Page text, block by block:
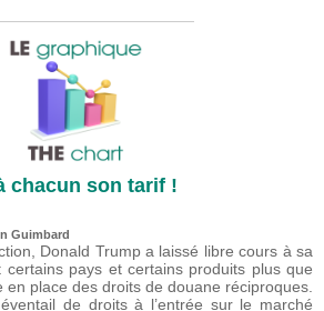
chacun son tarif !
Guimbard
Donald Trump a laissé libre cours à sa
pays et certains produits plus que
en place des droits de douane réciproques.
de droits à l’entrée sur le marché